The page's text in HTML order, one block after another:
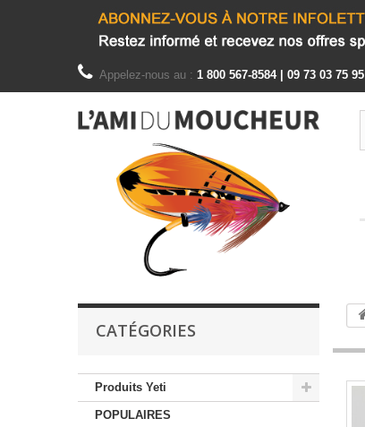
Appelez-nous au : 1 800 567-8584 | 09 73 03 75 95
CATÉGORIES
Produits Yeti
POPULAIRES